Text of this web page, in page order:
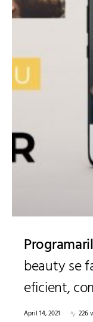
beauty se
eficient,
April 14, 2021 226